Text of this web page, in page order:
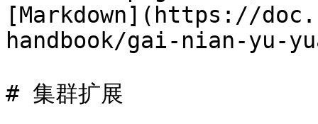
[Markdown](https://
handbook/gai-nian-yu-
# 集群扩展